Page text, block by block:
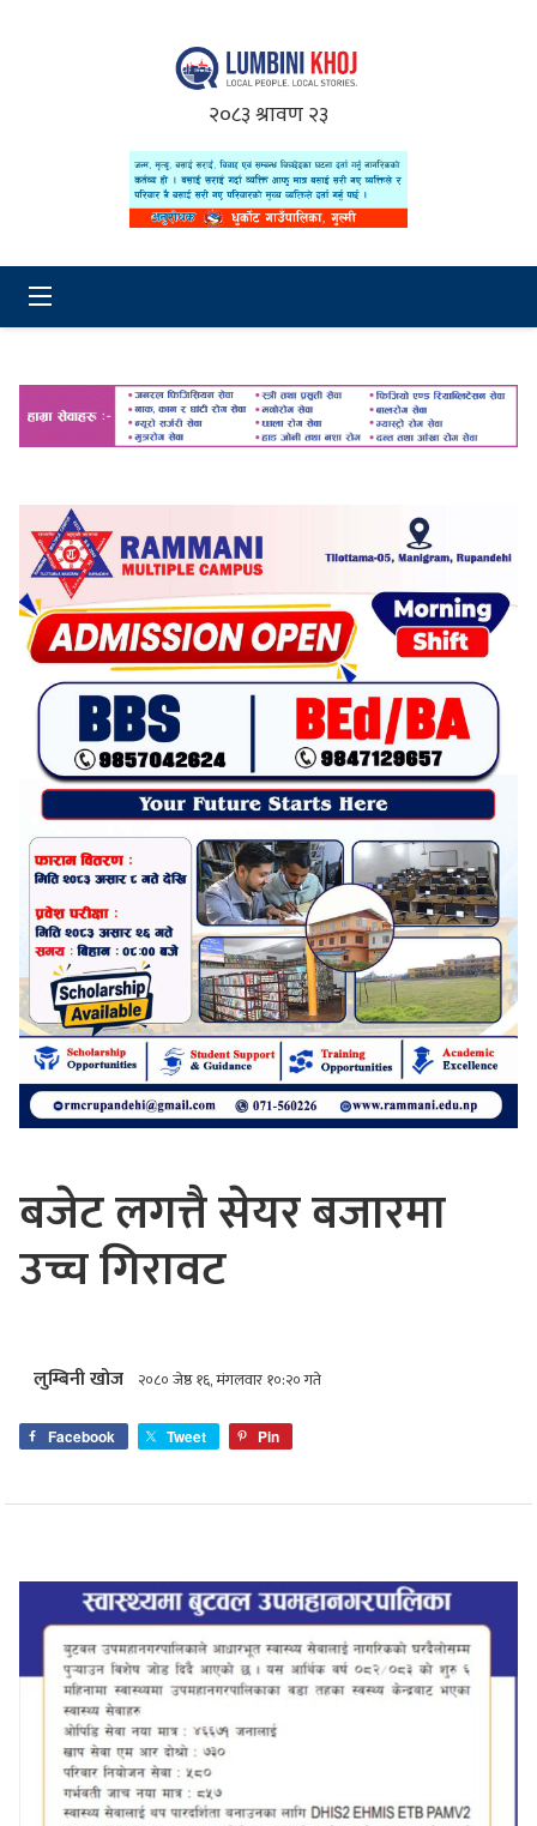
२०८३ श्रावण २३
बजेट लगत्तै सेयर बजारमा
उच्च गिरावट
लुम्बिनी खोज २०८० जेष्ठ १६, मंगलवार १०:२० गते
Facebook Tweet Pin